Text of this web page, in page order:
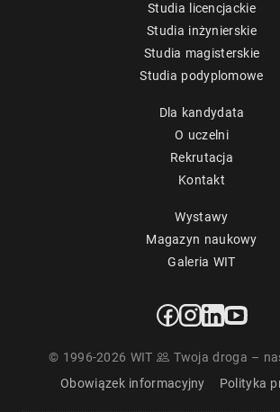
Studia licencjackie
Studia inżynierskie
Studia magisterskie
Studia podyplomowe
Dla kandydata
O uczelni
Rekrutacja
Kontakt
Wystawy
Magazyn naukowy
Galeria WIT
© 1996-2026 WIT
Twoja droga –
Obowiązek informacyjny
Polityka